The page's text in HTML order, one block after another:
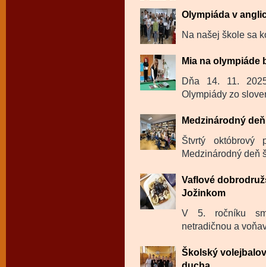
Olympiáda v
Na našej škole sa
Mia na olympiáde
Dňa 14. 11.
Olympiády zo
Medzinárodný
Štvrtý októbrový
Medzinárodný deň
Vaflové
Jožinkom
V 5. ročníku
netradičnou a
Školský